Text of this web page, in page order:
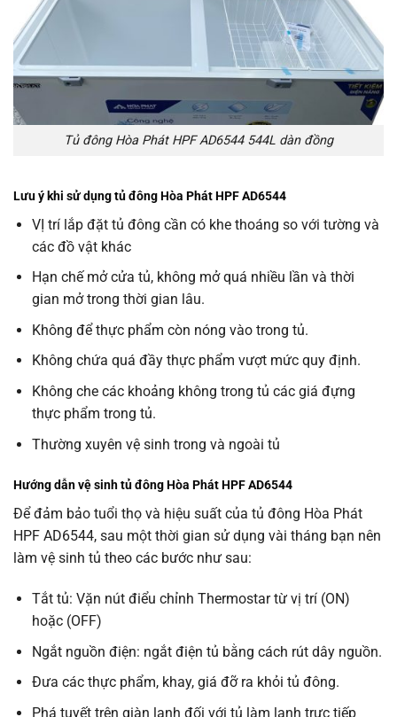
Tủ đông Hòa Phát HPF AD6544 544L dàn đồng
Lưu ý khi sử dụng tủ đông Hòa Phát HPF AD6544
VỊ trí lắp đặt tủ đông cần có khe thoáng so với tường và
các đồ vật khác
Hạn chế mở cửa tủ, không mở quá nhiều lần và thời
gian mở trong thời gian lâu.
Không để thực phẩm còn nóng vào trong tủ.
Không chứa quá đầy thực phẩm vượt mức quy định.
Không che các khoảng không trong tủ các giá đựng
thực phẩm trong tủ.
Thường xuyên vệ sinh trong và ngoài tủ
Hướng dẫn vệ sinh tủ đông Hòa Phát HPF AD6544
Để đảm bảo tuổi thọ và hiệu suất của tủ đông Hòa Phát
HPF AD6544, sau một thời gian sử dụng vài tháng bạn nên
làm vệ sinh tủ theo các bước như sau:
Tắt tủ: Vặn nút điểu chỉnh Thermostar từ vị trí (ON)
hoặc (OFF)
Ngắt nguồn điện: ngắt điện tủ bằng cách rút dây nguồn.
Đưa các thực phẩm, khay, giá đỡ ra khỏi tủ đông.
Phá tuyết trên giàn lạnh đối với tủ làm lạnh trực tiếp